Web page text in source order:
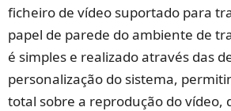
ficheiro de vídeo suportado para
papel de parede do ambiente de
é simples e realizado através das
personalização do sistema,
total sobre a reprodução do vídeo,